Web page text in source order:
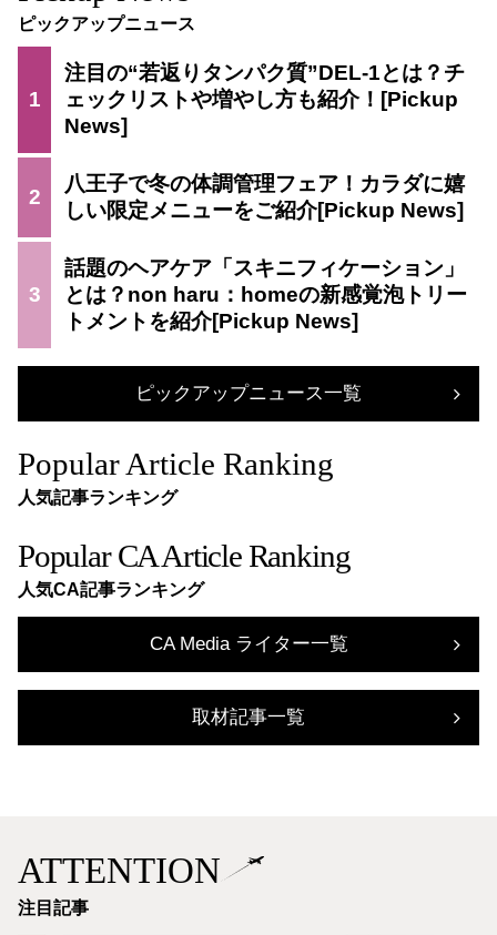
ピックアップニュース
1
注目の“若返りタンパク質”DEL-1とは？チ
ェックリストや増やし方も紹介！
2
八王子で冬の体調管理フェア！カラダに嬉
しい限定メニューをご紹介
3
話題のヘアケア「スキニフィケーション」
とは？non haru：homeの新感覚泡トリー
トメントを紹介
ピックアップニュース一覧
Popular Article Ranking
人気記事ランキング
Popular CA Article Ranking
人気CA記事ランキング
CA Media ライター一覧
取材記事一覧
ATTENTION
注目記事